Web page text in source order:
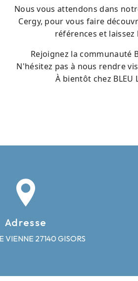
Nous vous attendons dans
Cergy, pour vous faire
références et
Rejoignez la communauté
N'hésitez pas à nous rendre
À bientôt chez
Adresse
VIENNE 27140 GISORS